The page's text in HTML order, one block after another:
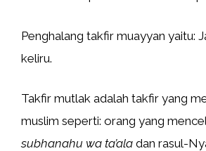
Penghalang takfir muayyan yaitu:
keliru.
Takfir mutlak adalah takfir yang
muslim seperti: orang yang
subhanahu wa ta’ala dan rasul-